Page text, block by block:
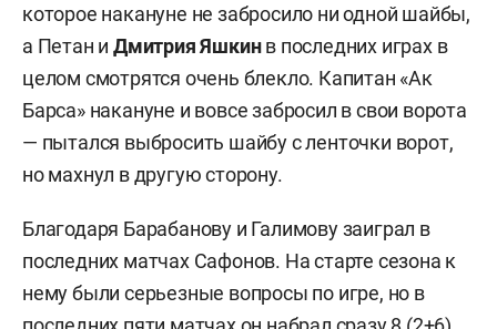
которое накануне не забросило ни одной шайбы,
а Петан иДмитрия Яшкинв последних играх в
целом смотрятся очень блекло. Капитан «Ак
Барса» накануне и вовсе забросил в свои ворота
— пытался выбросить шайбу с ленточки ворот,
но махнул в другую сторону.
Благодаря Барабанову и Галимову заиграл в
последних матчах Сафонов. На старте сезона к
нему были серьезные вопросы по игре, но в